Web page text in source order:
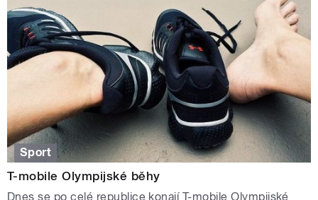
Sport
T-mobile Olympijské běhy
Dnes se po celé republice konají T-mobile Olympijské